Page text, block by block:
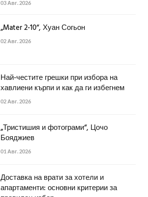
03 Авг. 2026
„Mater 2-10“, Хуан Согьон
02 Авг. 2026
Най-честите грешки при избора на
хавлиени кърпи и как да ги избегнем
02 Авг. 2026
„Тристишия и фотограми“, Цочо
Бояджиев
01 Авг. 2026
Доставка на врати за хотели и
апартаменти: основни критерии за